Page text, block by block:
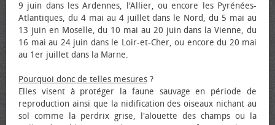
9 juin dans les Ardennes, l'Allier, ou encore les Pyrénées-
Atlantiques, du 4 mai au 4 juillet dans le Nord, du 5 mai au
13 juin en Moselle, du 10 mai au 20 juin dans la Vienne, du
16 mai au 24 juin dans le Loir-et-Cher, ou encore du 20 mai
au 1er juillet dans la Marne.
Pourquoi donc de telles mesures ?
Elles visent à protéger la faune sauvage en période de
reproduction ainsi que la nidification des oiseaux nichant au
sol comme la perdrix grise, l'alouette des champs ou la